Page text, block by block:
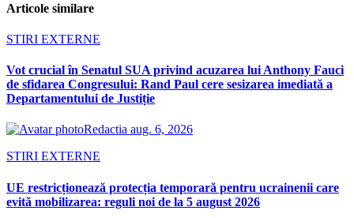
Articole similare
STIRI EXTERNE
Vot crucial în Senatul SUA privind acuzarea lui Anthony Fauci
de sfidarea Congresului: Rand Paul cere sesizarea imediată a
Departamentului de Justiție
Redactia aug. 6, 2026
STIRI EXTERNE
UE restricționează protecția temporară pentru ucrainenii care
evită mobilizarea: reguli noi de la 5 august 2026